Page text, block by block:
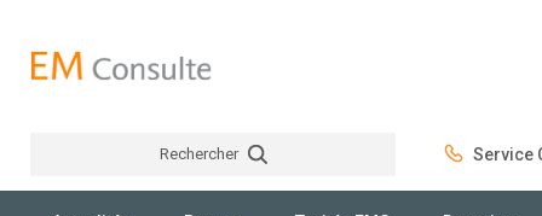
Rechercher Service